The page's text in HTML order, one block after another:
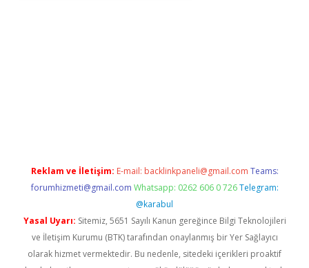
Reklam ve İletişim: E-mail: backlinkpaneli@gmail.com Teams:
forumhizmeti@gmail.com Whatsapp: 0262 606 0 726 Telegram:
@karabul
Yasal Uyarı: Sitemiz, 5651 Sayılı Kanun gereğince Bilgi Teknolojileri
ve İletişim Kurumu (BTK) tarafından onaylanmış bir Yer Sağlayıcı
olarak hizmet vermektedir. Bu nedenle, sitedeki içerikleri proaktif